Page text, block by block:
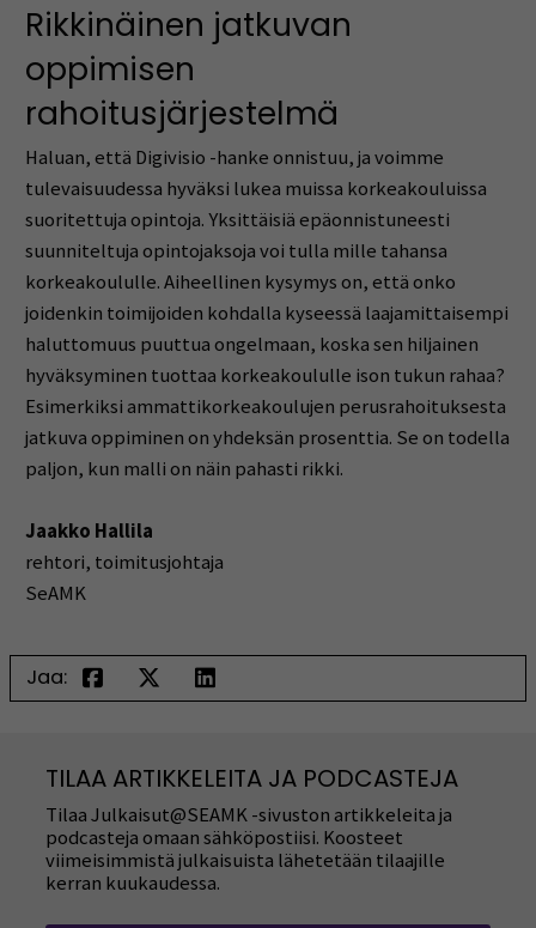
Rikkinäinen jatkuvan
oppimisen
rahoitusjärjestelmä
Haluan, että Digivisio -hanke onnistuu, ja voimme
tulevaisuudessa hyväksi lukea muissa korkeakouluissa
suoritettuja opintoja. Yksittäisiä epäonnistuneesti
suunniteltuja opintojaksoja voi tulla mille tahansa
korkeakoululle. Aiheellinen kysymys on, että onko
joidenkin toimijoiden kohdalla kyseessä laajamittaisempi
haluttomuus puuttua ongelmaan, koska sen hiljainen
hyväksyminen tuottaa korkeakoululle ison tukun rahaa?
Esimerkiksi ammattikorkeakoulujen perusrahoituksesta
jatkuva oppiminen on yhdeksän prosenttia. Se on todella
paljon, kun malli on näin pahasti rikki.
Jaakko Hallila
rehtori, toimitusjohtaja
SeAMK
Jaa:
TILAA ARTIKKELEITA JA PODCASTEJA
Tilaa Julkaisut@SEAMK -sivuston artikkeleita ja
podcasteja omaan sähköpostiisi. Koosteet
viimeisimmistä julkaisuista lähetetään tilaajille
kerran kuukaudessa.